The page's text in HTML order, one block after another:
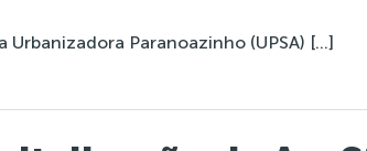
Paranoazinho (UPSA) […]